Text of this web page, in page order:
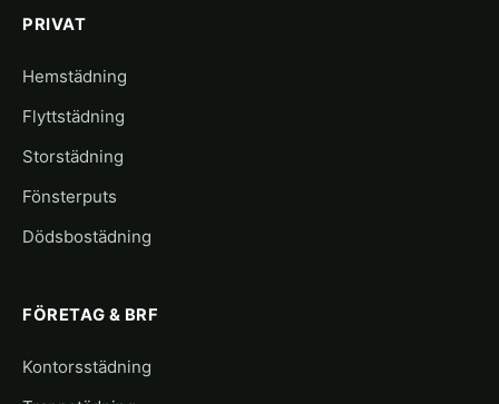
PRIVAT
Hemstädning
Flyttstädning
Storstädning
Fönsterputs
Dödsbostädning
FÖRETAG & BRF
Kontorsstädning